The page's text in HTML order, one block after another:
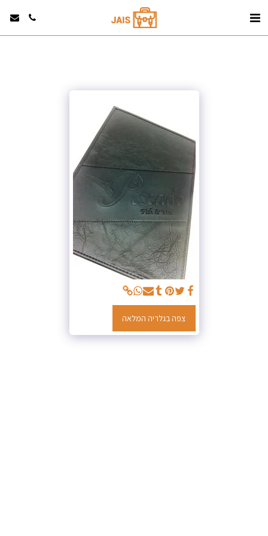
צפה בגלריה המלאה